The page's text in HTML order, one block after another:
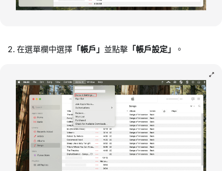
在選單欄中選擇「帳戶」 並點擊「帳戶設定」 。